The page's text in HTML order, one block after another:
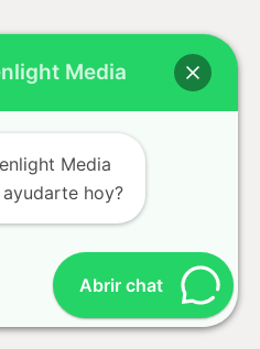
Media
Media
hoy?
Abrir chat